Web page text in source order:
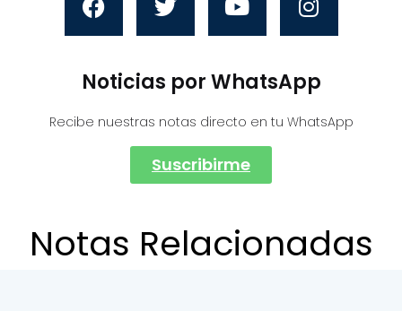
Noticias por WhatsApp
Recibe nuestras notas directo en tu WhatsApp
Suscribirme
Notas Relacionadas